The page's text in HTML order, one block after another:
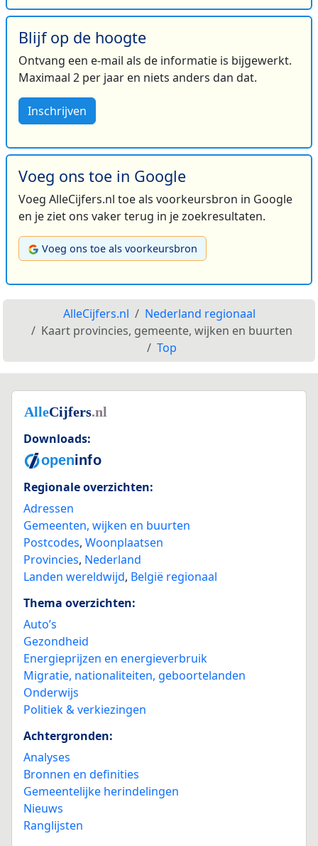
Blijf op de hoogte
Ontvang een e-mail als de informatie is bijgewerkt.
Maximaal 2 per jaar en niets anders dan dat.
Inschrijven
Voeg ons toe in Google
Voeg AlleCijfers.nl toe als voorkeursbron in Google
en je ziet ons vaker terug in je zoekresultaten.
Voeg ons toe als voorkeursbron
AlleCijfers.nl
Nederland regionaal
Kaart provincies, gemeente, wijken en buurten
Top
Downloads:
Regionale overzichten:
Adressen
Gemeenten, wijken en buurten
Postcodes, Woonplaatsen
Provincies, Nederland
Landen wereldwijd, België regionaal
Thema overzichten:
Auto’s
Gezondheid
Energieprijzen en energieverbruik
Migratie, nationaliteiten, geboortelanden
Onderwijs
Politiek & verkiezingen
Achtergronden:
Analyses
Bronnen en definities
Gemeentelijke herindelingen
Nieuws
Ranglijsten